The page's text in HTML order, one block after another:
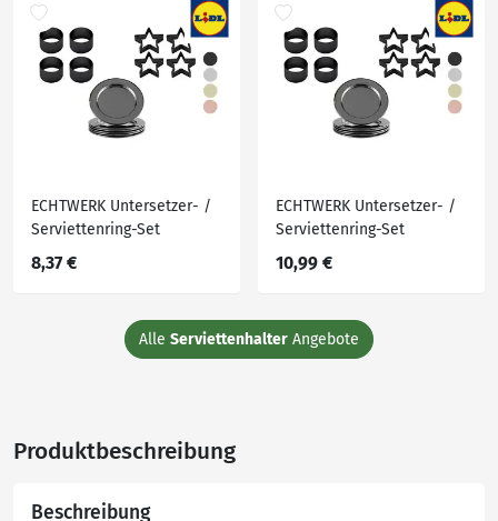
ECHTWERK Untersetzer- /
Serviettenring-Set
8,37 €
ECHTWERK Untersetzer- /
Serviettenring-Set
10,99 €
Alle Serviettenhalter Angebote
Produktbeschreibung
Beschreibung